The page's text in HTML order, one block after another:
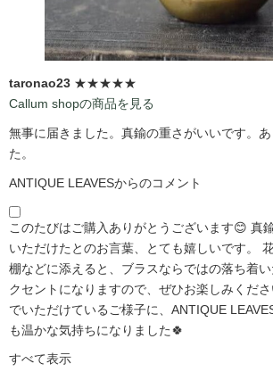
taronao23 ★★★★★
Callum shopの商品を見る
無事に届きました。真鍮の重さがいいです。
た。
ANTIQUE LEAVESからのコメント
このたびはご購入ありがとうございます😊 真
いただけたとのお言葉、とても嬉しいです。
棚などに添えると、ブラスならではの落ち着
クセントになりますので、ぜひお楽しみくだ
でいただけているご様子に、ANTIQUE
も温かな気持ちになりました🍀
すべて表示